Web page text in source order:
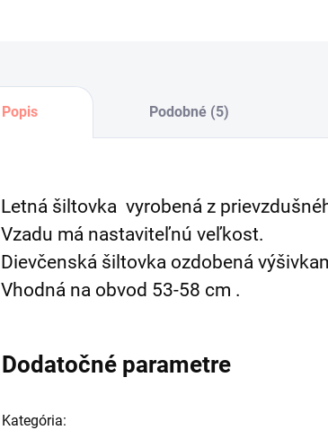
Popis Podobné (5)
Letná šiltovka vyrobená z
Vzadu má nastaviteľnú veľkost.
Dievčenská šiltovka ozdobená
Vhodná na obvod 53-58 cm .
Dodatočné parametre
Kategória: